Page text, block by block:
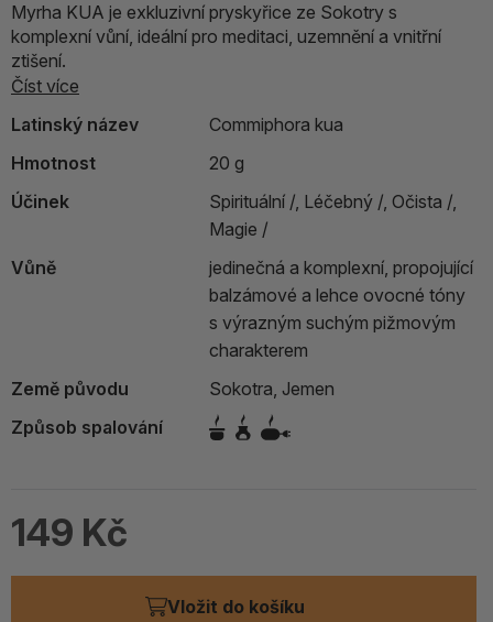
Myrha KUA je exkluzivní pryskyřice ze Sokotry s
komplexní vůní, ideální pro meditaci, uzemnění a vnitřní
ztišení.
Číst více
Latinský název
Commiphora kua
Hmotnost
20 g
Účinek
Spirituální /, Léčebný /, Očista /,
Magie /
Vůně
jedinečná a komplexní, propojující
balzámové a lehce ovocné tóny
s výrazným suchým pižmovým
charakterem
Země původu
Sokotra, Jemen
Způsob spalování
149 Kč
Vložit do košíku